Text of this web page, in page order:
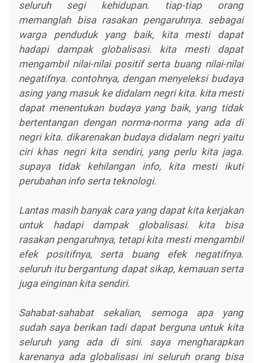
seluruh segi kehidupan. tiap-tiap orang
memanglah bisa rasakan pengaruhnya. sebagai
warga penduduk yang baik, kita mesti dapat
hadapi dampak globalisasi. kita mesti dapat
mengambil nilai-nilai positif serta buang nilai-nilai
negatifnya. contohnya, dengan menyeleksi budaya
asing yang masuk ke didalam negri kita. kita mesti
dapat menentukan budaya yang baik, yang tidak
bertentangan dengan norma-norma yang ada di
negri kita. dikarenakan budaya didalam negri yaitu
ciri khas negri kita sendiri, yang perlu kita jaga.
supaya tidak kehilangan info, kita mesti ikuti
perubahan info serta teknologi.
Lantas masih banyak cara yang dapat kita kerjakan
untuk hadapi dampak globalisasi. kita bisa
rasakan pengaruhnya, tetapi kita mesti mengambil
efek positifnya, serta buang efek negatifnya.
seluruh itu bergantung dapat sikap, kemauan serta
juga einginan kita sendiri.
Sahabat-sahabat sekalian, semoga apa yang
sudah saya berikan tadi dapat berguna untuk kita
seluruh yang ada di sini. saya mengharapkan
karenanya ada globalisasi ini seluruh orang bisa